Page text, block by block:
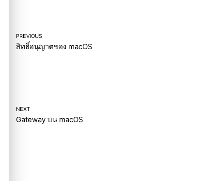
PREVIOUS
สิทธิ์อนุญาตของ macOS
NEXT
Gateway บน macOS